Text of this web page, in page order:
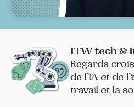
ITW tech &
Regards
de l’IA et de
travail et la